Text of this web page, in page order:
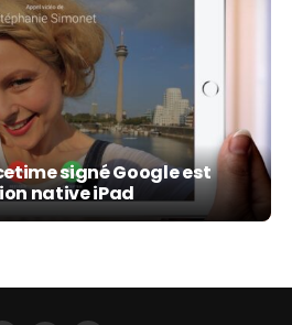
signé Google est
native iPad